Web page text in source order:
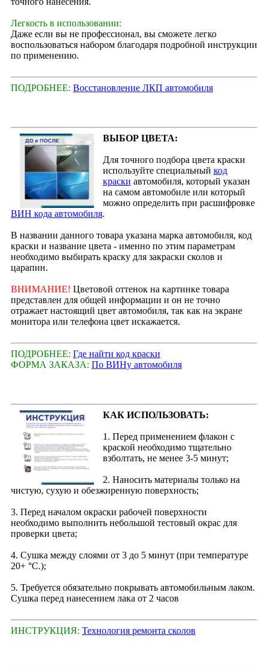
Легкость в использовании:
Даже если вы не профессионал, вы сможете легко
воспользоваться набором благодаря подробной инструкции
по применению.
ПОДРОБНЕЕ: Восстановление ЛКП автомобиля
ВЫБОР ЦВЕТА:
Для точного подбора цвета краски
используйте специальный код
краски автомобиля, который указан
на самом автомобиле или который
можно определить при расшифровке
ВИН кода автомобиля.
В названии данного товара указана марка автомобиля, код
краски и название цвета - именно по этим параметрам
необходимо выбирать краску для закраски сколов и
царапин.
ВНИМАНИЕ! Цветовой оттенок на картинке товара
представлен для общей информации и он не точно
отражает настоящий цвет автомобиля, так как на экране
монитора или телефона цвет искажается.
ПОДРОБНЕЕ: Где найти код краски
ФОРМА ЗАКАЗА: По ВИНу автомобиля
КАК ИСПОЛЬЗОВАТЬ:
1. Перед применением флакон с
краской необходимо тщательно
взболтать, не менее 3-5 минут;
2. Наносить материалы только на
чистую, сухую и обезжиренную поверхность;
3. Перед началом окраски рабочей поверхности
необходимо выполнить небольшой тестовый окрас для
проверки цвета;
4. Сушка между слоями от 3 до 5 минут (при температуре
20+ °С.);
5. Требуется обязательно покрывать автомобильным лаком.
Сушка перед нанесением лака от 2 часов
ИНСТРУКЦИЯ: Технология ремонта сколов